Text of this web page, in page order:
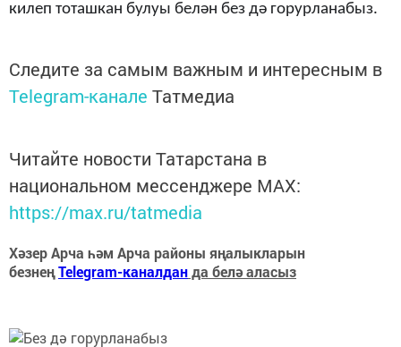
килеп тоташкан булуы белән без дә горурланабыз.
Следите за самым важным и интересным в
Telegram-канале Татмедиа
Читайте новости Татарстана в
национальном мессенджере MАХ:
https://max.ru/tatmedia
Хәзер Арча һәм Арча районы яңалыкларын
безнеңTelegram-каналданда белә аласыз